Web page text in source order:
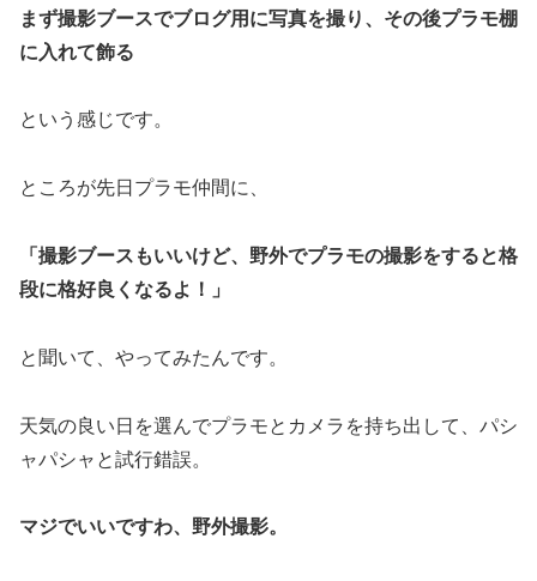
まず撮影ブースでブログ用に写真を撮り、その後プラモ棚
に入れて飾る
という感じです。
ところが先日プラモ仲間に、
「撮影ブースもいいけど、野外でプラモの撮影をすると格
段に格好良くなるよ！」
と聞いて、やってみたんです。
天気の良い日を選んでプラモとカメラを持ち出して、パシ
ャパシャと試行錯誤。
マジでいいですわ、野外撮影。